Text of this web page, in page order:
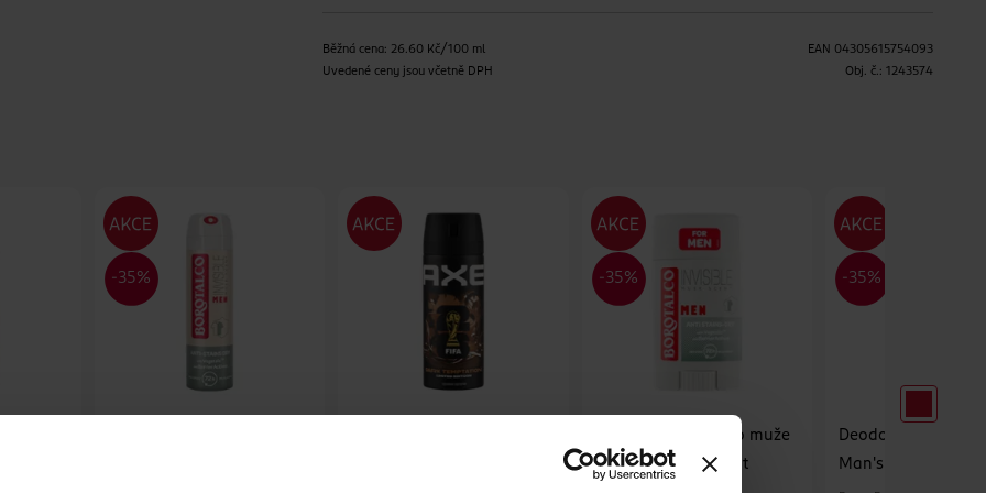
Běžná cena: 26.60 Kč/100 ml
Uvedené ceny jsou včetně DPH
EAN 04305615754093
Obj. č.: 1243574
Deodorant tuhý pro muže
Invisible Musk Scent
Deodorant sprej
Man's Best